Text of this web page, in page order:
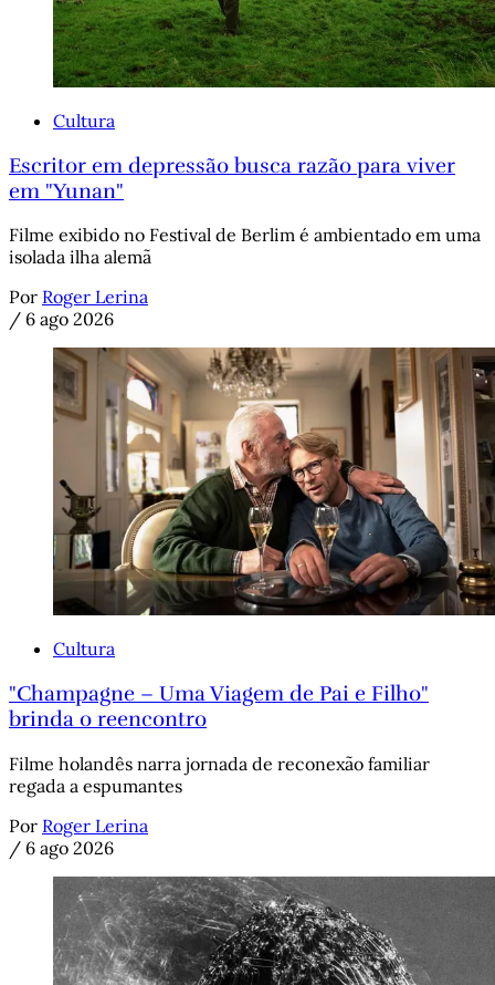
Cultura
Escritor em depressão busca razão para viver
em "Yunan"
Filme exibido no Festival de Berlim é ambientado em uma
isolada ilha alemã
Por Roger Lerina
/ 6 ago 2026
Cultura
"Champagne – Uma Viagem de Pai e Filho"
brinda o reencontro
Filme holandês narra jornada de reconexão familiar
regada a espumantes
Por Roger Lerina
/ 6 ago 2026